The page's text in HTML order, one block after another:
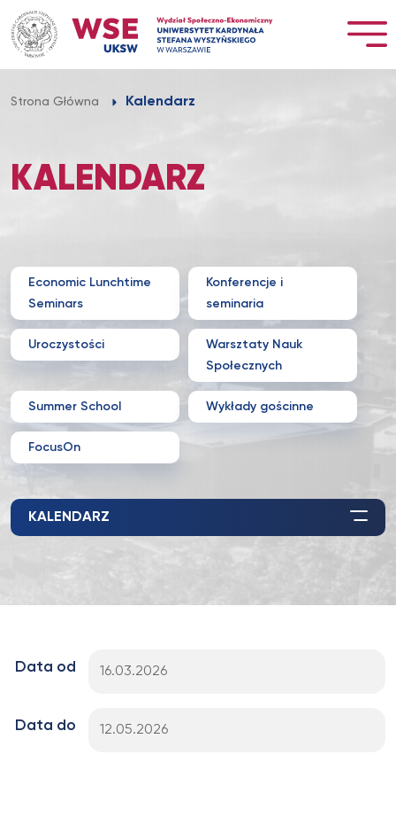
Przejdź
do
treści
Strona Główna Kalendarz
KALENDARZ
Economic Lunchtime
Seminars
Konferencje i
seminaria
Uroczystości
Warsztaty Nauk
Społecznych
Summer School Wykłady gościnne
FocusOn
KALENDARZ
Data od
Data do